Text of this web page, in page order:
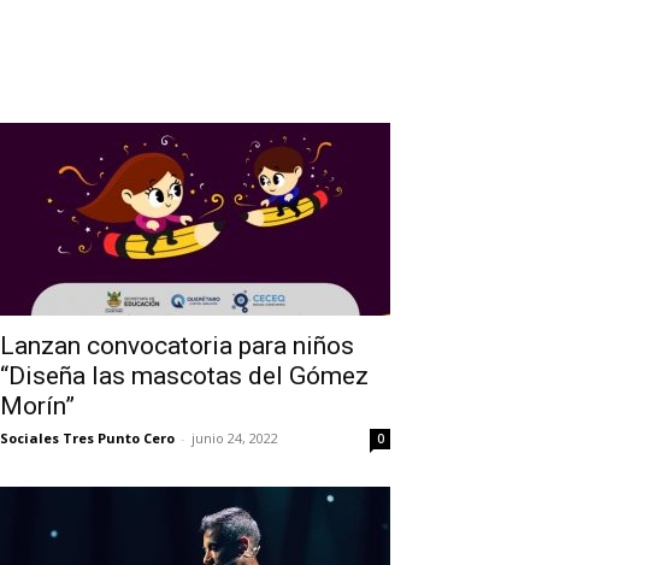
Lanzan convocatoria para niños
“Diseña las mascotas del Gómez
Morín”
Sociales Tres Punto Cero - junio 24, 2022 0